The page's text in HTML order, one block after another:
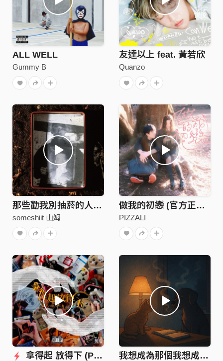
ALL WELL
Gummy B
友達以上 feat. 黃若欣
Quanzo
那些勸我別抽菸的人都死了 The Fume
someshiit 山姆
做我的初戀 (官方正式發行版)
PIZZALI
拿得起 放得下 (Prod. PSYCHØ PAN& Ronin) 我想成為那個我想成為的自己